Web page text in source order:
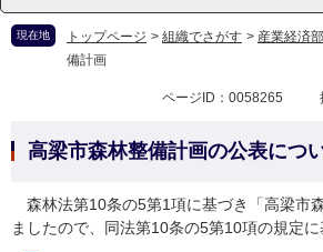
現在地 トップページ > 組織でさがす > 産業経済部
備計画
ページID：0058265
高梁市森林整備計画の公表につ
森林法第10条の5第1項に基づき「高梁市
ましたので、同法第10条の5第10項の規定に